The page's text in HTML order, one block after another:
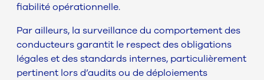
fiabilité opérationnelle.
Par ailleurs, la surveillance du comportement des
conducteurs garantit le respect des obligations
légales et des standards internes, particulièrement
pertinent lors d’audits ou de déploiements